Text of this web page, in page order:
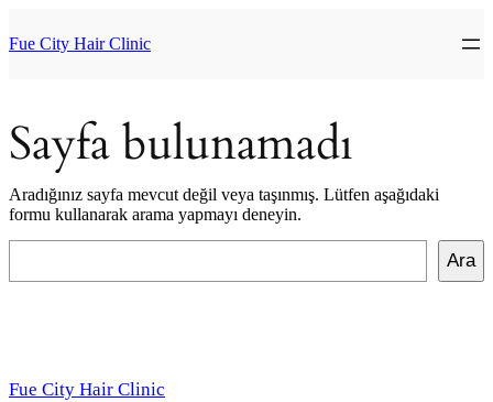
geç
Fue City Hair Clinic
Sayfa bulunamadı
Aradığınız sayfa mevcut değil veya taşınmış. Lütfen aşağıdaki
formu kullanarak arama yapmayı deneyin.
Ara
Fue City Hair Clinic